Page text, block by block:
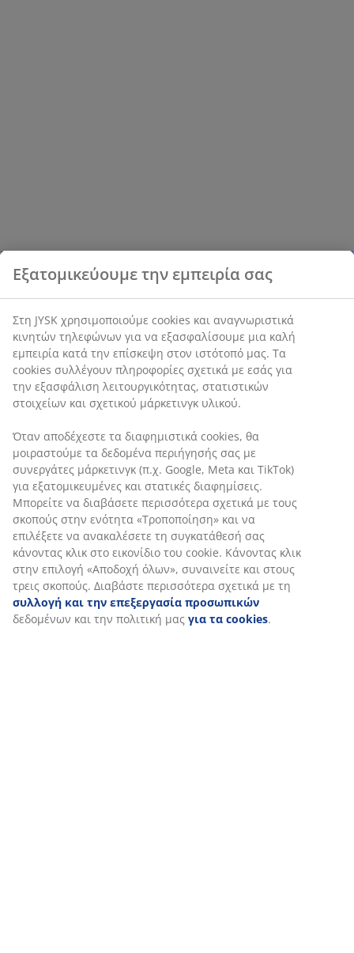
Εξατομικεύουμε την εμπειρία σας
Στη JYSK χρησιμοποιούμε cookies και αναγνωριστικά
κινητών τηλεφώνων για να εξασφαλίσουμε μια καλή
εμπειρία κατά την επίσκεψη στον ιστότοπό μας. Τα
cookies συλλέγουν πληροφορίες σχετικά με εσάς για
την εξασφάλιση λειτουργικότητας, στατιστικών
στοιχείων και σχετικού μάρκετινγκ υλικού.
Όταν αποδέχεστε τα διαφημιστικά cookies, θα
μοιραστούμε τα δεδομένα περιήγησής σας με
συνεργάτες μάρκετινγκ (π.χ. Google, Meta και TikTok)
για εξατομικευμένες και στατικές διαφημίσεις.
Μπορείτε να διαβάσετε περισσότερα σχετικά με τους
σκοπούς στην ενότητα «Τροποποίηση» και να
επιλέξετε να ανακαλέσετε τη συγκατάθεσή σας
κάνοντας κλικ στο εικονίδιο του cookie. Κάνοντας κλικ
στην επιλογή «Αποδοχή όλων», συναινείτε και στους
τρεις σκοπούς. Διαβάστε περισσότερα σχετικά με τη
συλλογή και την επεξεργασία προσωπικών
δεδομένων και την πολιτική μας για τα cookies.